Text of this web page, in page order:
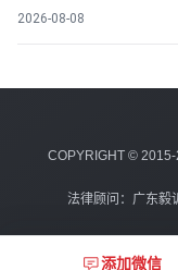
2026-08-08
COPYRIGHT ©
法律顾问：广东
添加微信